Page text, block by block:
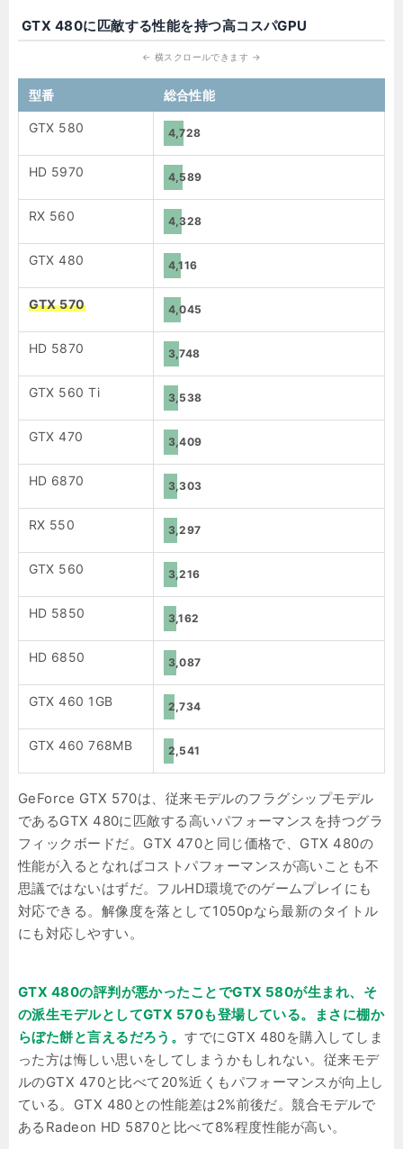
GTX 480に匹敵する性能を持つ高コスパGPU
型番 総合性能
GTX 580 4,728
HD 5970 4,589
RX 560 4,328
GTX 480 4,116
GTX 570 4,045
HD 5870 3,748
GTX 560 Ti 3,538
GTX 470 3,409
HD 6870 3,303
RX 550 3,297
GTX 560 3,216
HD 5850 3,162
HD 6850 3,087
GTX 460 1GB 2,734
GTX 460 768MB 2,541
GeForce GTX 570は、従来モデルのフラグシップモデル
であるGTX 480に匹敵する高いパフォーマンスを持つグラ
フィックボードだ。GTX 470と同じ価格で、GTX 480の
性能が入るとなればコストパフォーマンスが高いことも不
思議ではないはずだ。フルHD環境でのゲームプレイにも
対応できる。解像度を落として1050pなら最新のタイトル
にも対応しやすい。
GTX 480の評判が悪かったことでGTX 580が生まれ、そ
の派生モデルとしてGTX 570も登場している。まさに棚か
らぼた餅と言えるだろう。すでにGTX 480を購入してしま
った方は悔しい思いをしてしまうかもしれない。従来モデ
ルのGTX 470と比べて20%近くもパフォーマンスが向上し
ている。GTX 480との性能差は2%前後だ。競合モデルで
あるRadeon HD 5870と比べて8%程度性能が高い。